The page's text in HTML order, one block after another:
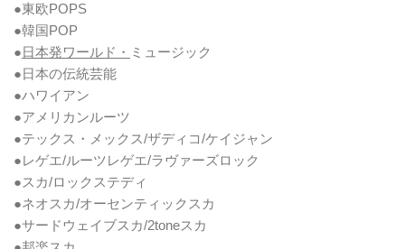
●東欧POPS
●韓国POP
●日本発ワールド・ ミュージック
●日本の伝統芸能
●ハワイアン
●アメリカンルーツ
●テックス・メックス/ザディコ/ケイジャン
●レゲエ/ルーツレゲエ/ラヴァーズロック
●スカ/ロックステディ
●ネオスカ/オーセンティックスカ
●サードウェイブスカ/2toneスカ